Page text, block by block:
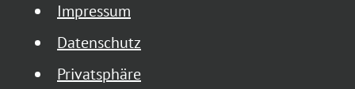
Impressum
Datenschutz
Privatsphäre